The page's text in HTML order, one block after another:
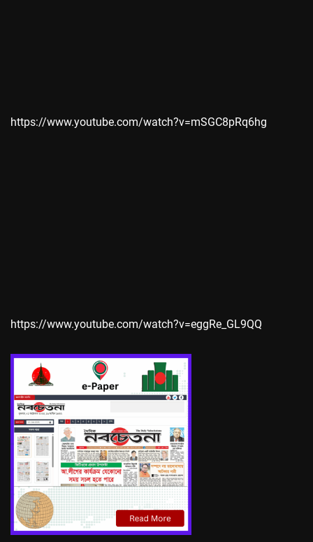
https://www.youtube.com/watch?v=mSGC8pRq6hg
https://www.youtube.com/watch?v=eggRe_GL9QQ